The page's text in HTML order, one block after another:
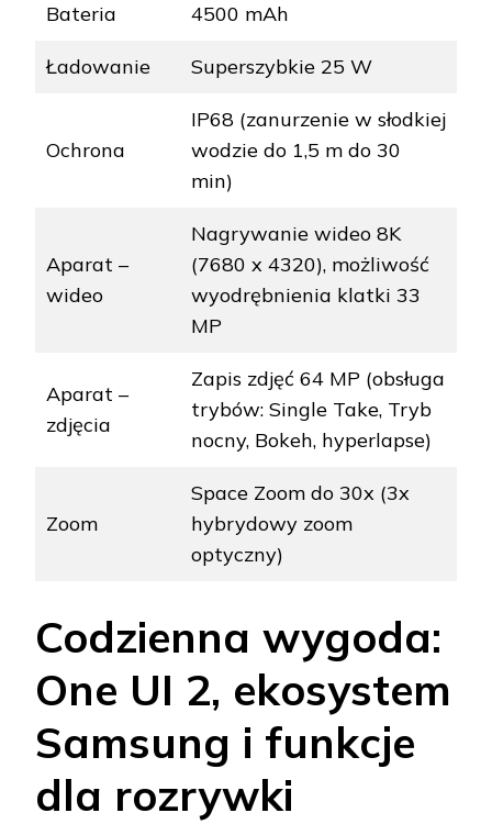
Bateria 4500 mAh
Ładowanie Superszybkie 25 W
Ochrona
IP68 (zanurzenie w słodkiej
wodzie do 1,5 m do 30
min)
Aparat –
wideo
Nagrywanie wideo 8K
(7680 x 4320), możliwość
wyodrębnienia klatki 33
MP
Aparat –
zdjęcia
Zapis zdjęć 64 MP (obsługa
trybów: Single Take, Tryb
nocny, Bokeh, hyperlapse)
Zoom
Space Zoom do 30x (3x
hybrydowy zoom
optyczny)
Codzienna wygoda:
One UI 2, ekosystem
Samsung i funkcje
dla rozrywki